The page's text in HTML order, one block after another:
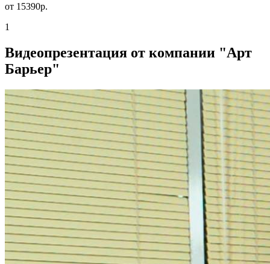
от 15390р.
1
Видеопрезентация от компании "Арт
Барьер"